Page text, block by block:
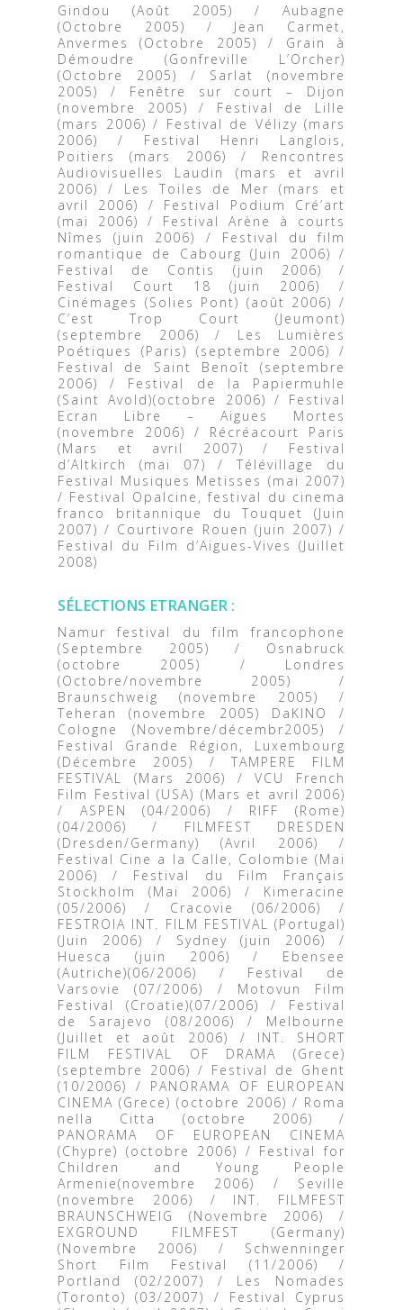
Gindou (Août 2005) / Aubagne
(Octobre 2005) / Jean Carmet,
Anvermes (Octobre 2005) / Grain à
Démoudre (Gonfreville L’Orcher)
(Octobre 2005) / Sarlat (novembre
2005) / Fenêtre sur court – Dijon
(novembre 2005) / Festival de Lille
(mars 2006) / Festival de Vélizy (mars
2006) / Festival Henri Langlois,
Poitiers (mars 2006) / Rencontres
Audiovisuelles Laudin (mars et avril
2006) / Les Toiles de Mer (mars et
avril 2006) / Festival Podium Cré’art
(mai 2006) / Festival Arène à courts
Nîmes (juin 2006) / Festival du film
romantique de Cabourg (Juin 2006) /
Festival de Contis (juin 2006) /
Festival Court 18 (juin 2006) /
Cinémages (Solies Pont) (août 2006) /
C’est Trop Court (Jeumont)
(septembre 2006) / Les Lumières
Poétiques (Paris) (septembre 2006) /
Festival de Saint Benoît (septembre
2006) / Festival de la Papiermuhle
(Saint Avold)(octobre 2006) / Festival
Ecran Libre – Aigues Mortes
(novembre 2006) / Récréacourt Paris
(Mars et avril 2007) / Festival
d’Altkirch (mai 07) / Télévillage du
Festival Musiques Metisses (mai 2007)
/ Festival Opalcine, festival du cinema
franco britannique du Touquet (Juin
2007) / Courtivore Rouen (juin 2007) /
Festival du Film d’Aigues-Vives (Juillet
2008)
SÉLECTIONS ETRANGER :
Namur festival du film francophone
(Septembre 2005) / Osnabruck
(octobre 2005) / Londres
(Octobre/novembre 2005) /
Braunschweig (novembre 2005) /
Teheran (novembre 2005) DaKINO /
Cologne (Novembre/décembr2005) /
Festival Grande Région, Luxembourg
(Décembre 2005) / TAMPERE FILM
FESTIVAL (Mars 2006) / VCU French
Film Festival (USA) (Mars et avril 2006)
/ ASPEN (04/2006) / RIFF (Rome)
(04/2006) / FILMFEST DRESDEN
(Dresden/Germany) (Avril 2006) /
Festival Cine a la Calle, Colombie (Mai
2006) / Festival du Film Français
Stockholm (Mai 2006) / Kimeracine
(05/2006) / Cracovie (06/2006) /
FESTROIA INT. FILM FESTIVAL (Portugal)
(Juin 2006) / Sydney (juin 2006) /
Huesca (juin 2006) / Ebensee
(Autriche)(06/2006) / Festival de
Varsovie (07/2006) / Motovun Film
Festival (Croatie)(07/2006) / Festival
de Sarajevo (08/2006) / Melbourne
(Juillet et août 2006) / INT. SHORT
FILM FESTIVAL OF DRAMA (Grece)
(septembre 2006) / Festival de Ghent
(10/2006) / PANORAMA OF EUROPEAN
CINEMA (Grece) (octobre 2006) / Roma
nella Citta (octobre 2006) /
PANORAMA OF EUROPEAN CINEMA
(Chypre) (octobre 2006) / Festival for
Children and Young People
Armenie(novembre 2006) / Seville
(novembre 2006) / INT. FILMFEST
BRAUNSCHWEIG (Novembre 2006) /
EXGROUND FILMFEST (Germany)
(Novembre 2006) / Schwenninger
Short Film Festival (11/2006) /
Portland (02/2007) / Les Nomades
(Toronto) (03/2007) / Festival Cyprus